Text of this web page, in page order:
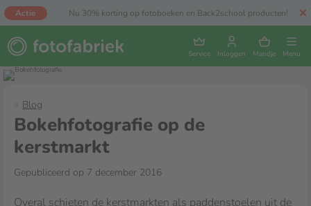
Actie Nu 30% korting op fotoboeken en Back2school producten!
Service Inloggen Mandje Menu
Blog
Bokehfotografie op de
kerstmarkt
Gepubliceerd op 7 december 2016
Overal schieten de kerstmarkten als paddenstoelen uit de